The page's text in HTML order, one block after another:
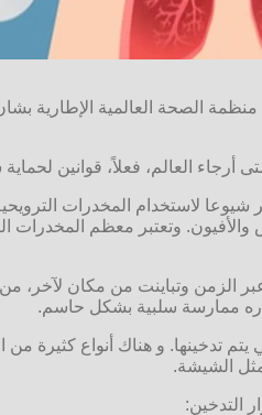
8 من اتفاقية منظمة الصحة العالمية
العالم، فعلاً، قوانين
شيوعا لاستخدام المخدرات
وتعتبر معظم المخدرات
الزمن وتباينت من مكان لآخر،
ممارسة سلبية بشكل حاسم.
يتم تدخينها. و هناك أنواع كثيرة
مثل الشيشة.
التدخين: